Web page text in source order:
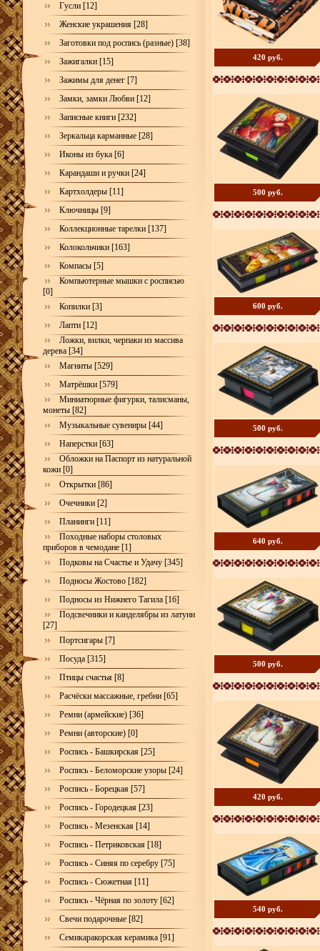
Гусли [12]
Женские украшения [28]
Заготовки под роспись (разные) [38]
Зажигалки [15]
Зажимы для денег [7]
Замки, замки Любви [12]
Записные книги [232]
Зеркальца карманные [28]
Иконы из бука [6]
Карандаши и ручки [24]
Картхолдеры [11]
Ключницы [9]
Коллекционные тарелки [137]
Колокольчики [163]
Компасы [5]
Компьютерные мышки с росписью
[0]
Копилки [3]
Лапти [12]
Ложки, вилки, черпаки из массива
дерева [34]
Магниты [529]
Матрёшки [579]
Миниатюрные фигурки, талисманы,
монеты [82]
Музыкальные сувениры [44]
Наперстки [63]
Обложки на Паспорт из натуральной
кожи [0]
Открытки [86]
Очечники [2]
Планинги [11]
Походные наборы столовых
приборов в чемодане [1]
Подковы на Счастье и Удачу [345]
Подносы Жостово [182]
Подносы из Нижнего Тагила [16]
Подсвечники и канделябры из латуни
[27]
Портсигары [7]
Посуда [315]
Птицы счастья [8]
Расчёски массажные, гребни [65]
Ремни (армейские) [36]
Ремни (авторские) [0]
Роспись - Башкирская [25]
Роспись - Беломорские узоры [24]
Роспись - Борецкая [57]
Роспись - Городецкая [23]
Роспись - Мезенская [14]
Роспись - Петриковская [18]
Роспись - Синяя по серебру [75]
Роспись - Сюжетная [11]
Роспись - Чёрная по золоту [62]
Свечи подарочные [82]
Семикаракорская керамика [91]
420 руб.
500 руб.
600 руб.
500 руб.
640 руб.
500 руб.
420 руб.
540 руб.